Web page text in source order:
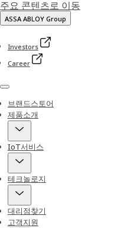
주요 콘텐츠로 이동
ASSA ABLOY Group
Investors
Career
Menu
브랜드스토어
제품소개
IoT서비스
테크놀로지
대리점찾기
고객지원